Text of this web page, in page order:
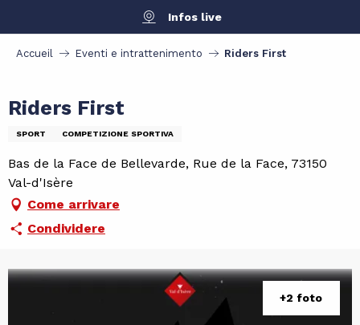
contenu
Infos live
Accueil Eventi e intrattenimento Riders First
Riders First
SPORT COMPETIZIONE SPORTIVA
Bas de la Face de Bellevarde, Rue de la Face, 73150
Val-d'Isère
Come arrivare
Condividere
+2 foto